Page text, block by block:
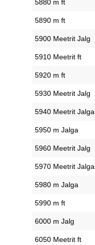
5880 m ft
5890 m ft
5900 Meetrit Jalg
5910 Meetrit ft
5920 m ft
5930 Meetrit Jalg
5940 Meetrit Jalga
5950 m Jalga
5960 Meetrit Jalg
5970 Meetrit Jalga
5980 m Jalga
5990 m ft
6000 m Jalg
6050 Meetrit ft